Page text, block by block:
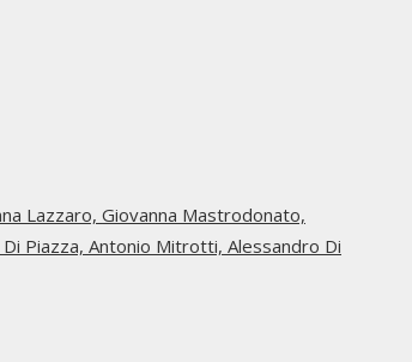
Lazzaro,Giovanna Mastrodonato,
Di Piazza,Antonio Mitrotti,Alessandro Di